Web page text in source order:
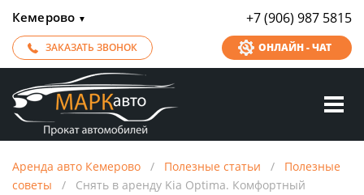
Кемерово ▼ +7 (906) 987 5815
ЗАКАЗАТЬ ЗВОНОК ОНЛАЙН - ЧАТ
Аренда авто Кемерово / Полезные статьи / Полезные
советы / Снять в аренду Kia Optima. Комфортный